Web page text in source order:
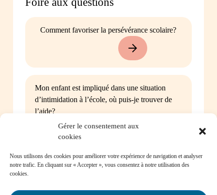
Gérer le consentement aux
cookies
Nous utilisons des cookies pour améliorer votre expérience de navigation et analyser
notre trafic. En cliquant sur « Accepter », vous consentez à notre utilisation des
cookies.
Comment favoriser la persévérance scolaire?
Mon enfant est impliqué dans une situation
d’intimidation à l’école, où puis-je trouver de
l’aide?
Mon enfant a des besoins particuliers et il va